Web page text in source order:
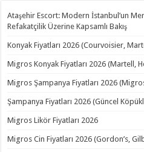
Ataşehir Escort: Modern İstanbul’un
Refakatçilik Üzerine Kapsamlı Bakış
Konyak Fiyatları 2026 (Courvoisier,
Migros Konyak Fiyatları 2026 (Martell,
Migros Şampanya Fiyatları 2026
Şampanya Fiyatları 2026 (Güncel
Migros Likör Fiyatları 2026
Migros Cin Fiyatları 2026 (Gordon’s,